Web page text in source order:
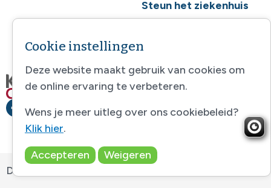
Steun het ziekenhuis
Disclaimer
Cookie instellingen
Deze website maakt gebruik van cookies om
de online ervaring te verbeteren.
Wens je meer uitleg over ons cookiebeleid?
Klik hier.
Accepteren
Weigeren